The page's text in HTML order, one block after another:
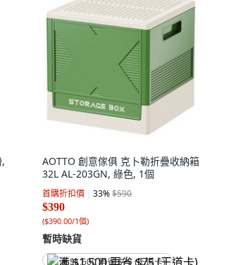
AOTTO 創意傢俱 克卜勒折疊收納箱
32L AL-203GN, 綠色, 1個
首購折扣價 33%$590
$390
($390.00/1個)
暫時缺貨
满 $1,500 再省 $75 (王道卡)